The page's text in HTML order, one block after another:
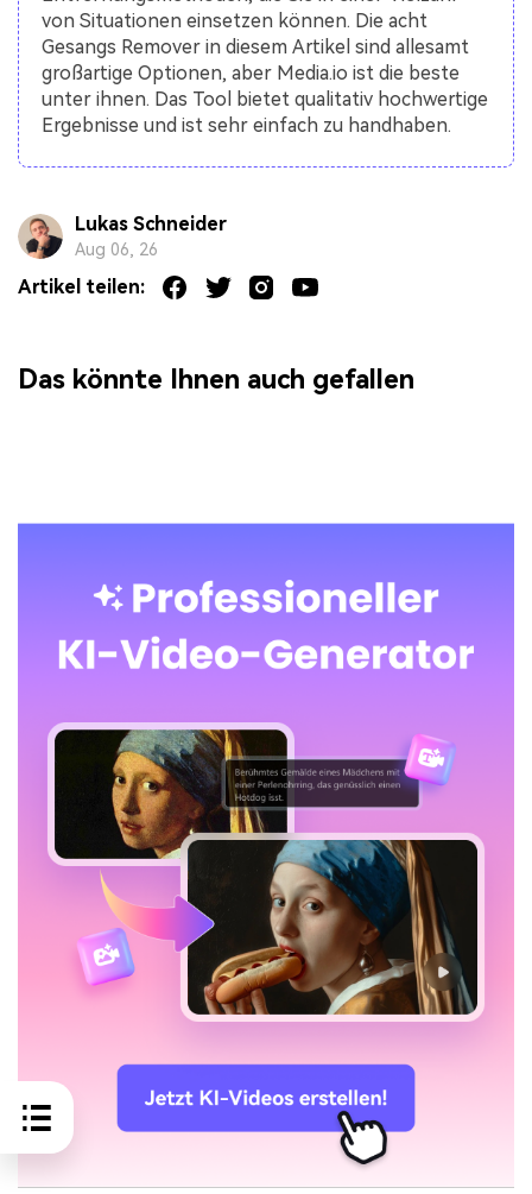
von Situationen einsetzen können. Die acht
Gesangs Remover in diesem Artikel sind allesamt
großartige Optionen, aber Media.io ist die beste
unter ihnen. Das Tool bietet qualitativ hochwertige
Ergebnisse und ist sehr einfach zu handhaben.
Lukas Schneider
Aug 06, 26
Artikel teilen:
Das könnte Ihnen auch gefallen